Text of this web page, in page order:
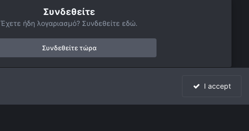
Συνδεθείτε
Έχετε ήδη λογαριασμό? Συνδεθείτε εδώ.
Συνδεθείτε τώρα
I accept